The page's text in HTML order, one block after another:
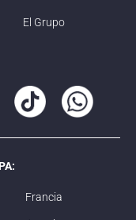
El Grupo
Francia